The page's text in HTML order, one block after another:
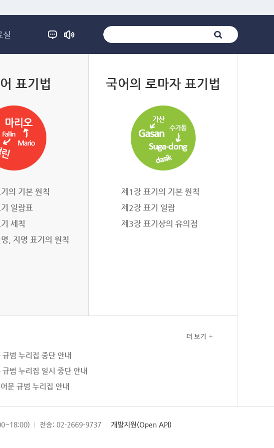
실
표기법
의 기본 원칙
일람표
세칙
, 지명 표기의 원칙
국어의 로마자 표기법
제1장 표기의 기본 원칙
제2장 표기 일람
제3장 표기상의 유의점
범 누리집 중단 안내
규범 누리집 일시 중단 안내
문 규범 누리집 안내
더 보기
전송: 02-2669-9737 개발지원(Open API)